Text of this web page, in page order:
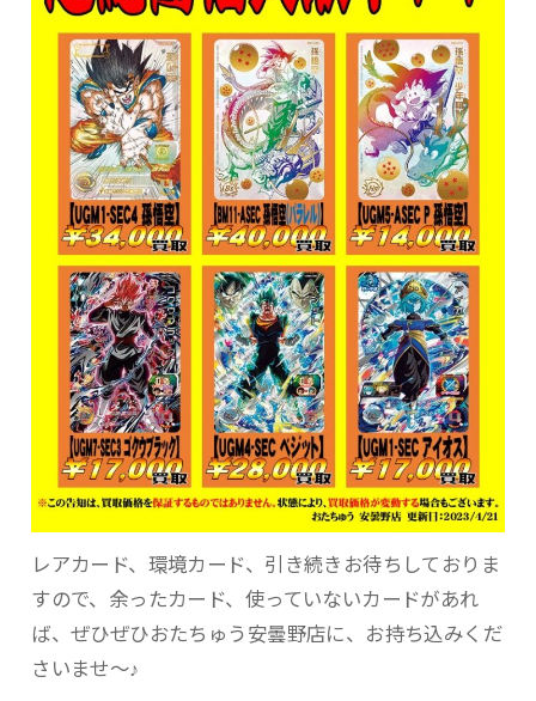
レアカード、環境カード、引き続きお待ちしておりま
すので、余ったカード、使っていないカードがあれ
ば、ぜひぜひおたちゅう安曇野店に、お持ち込みくだ
さいませ～♪